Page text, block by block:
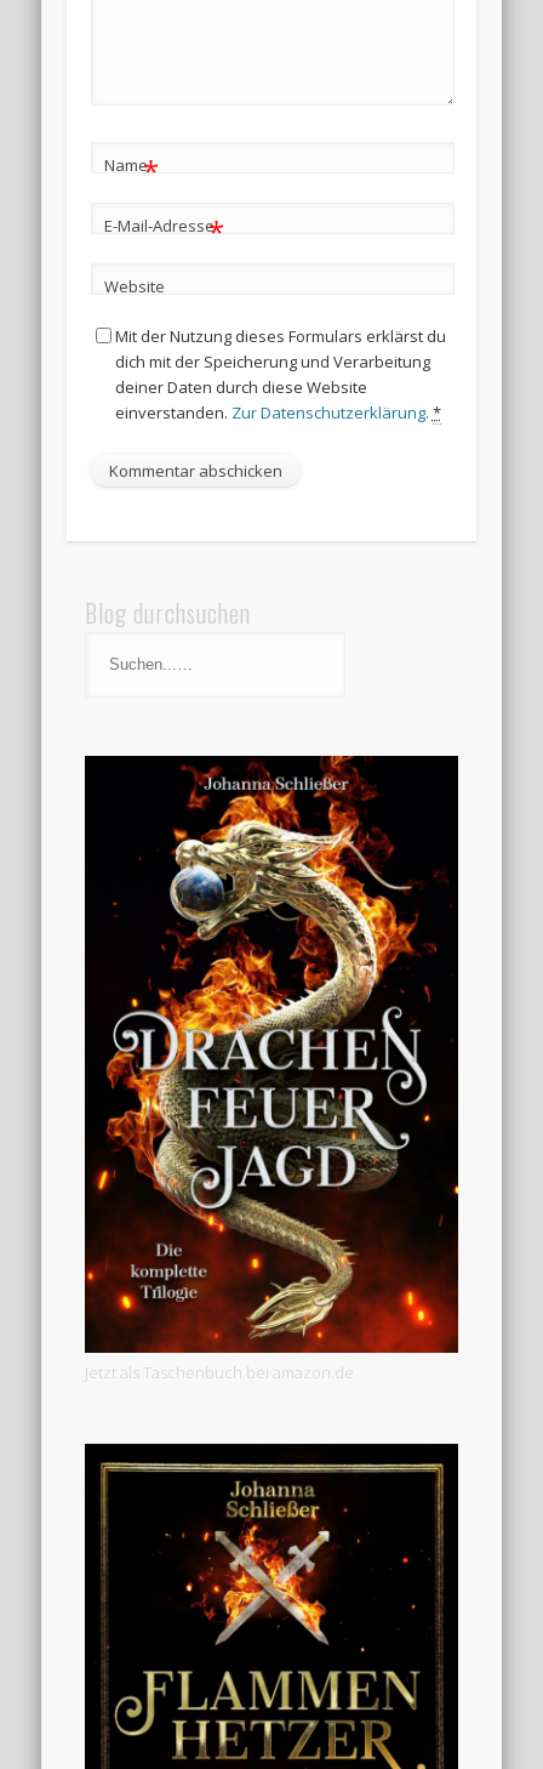
Name*
E-Mail-Adresse*
Website
Mit der Nutzung dieses Formulars erklärst du
dich mit der Speicherung und Verarbeitung
deiner Daten durch diese Website
einverstanden. Zur Datenschutzerklärung. *
Blog durchsuchen
Jetzt als Taschenbuch bei amazon.de